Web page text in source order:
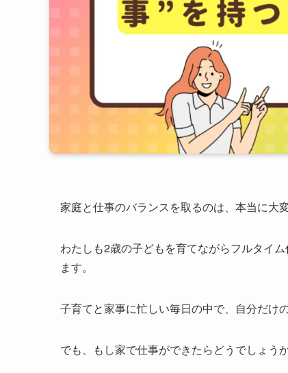
家庭と仕事のバランスを取るのは、本当に大
わたしも2歳の子どもを育てながらフルタイ
ます。
子育てと家事に忙しい毎日の中で、自分だけ
でも、もし家で仕事ができたらどうでしょう